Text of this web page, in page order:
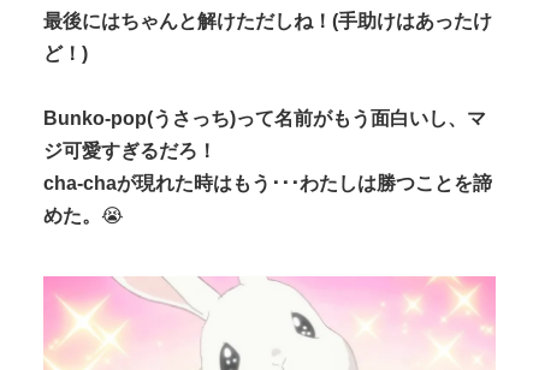
最後にはちゃんと解けただしね！(手助けはあったけ
ど！)
Bunko-pop(うさっち)って名前がもう面白いし、マ
ジ可愛すぎるだろ！
cha-chaが現れた時はもう･･･わたしは勝つことを諦
めた。 😭